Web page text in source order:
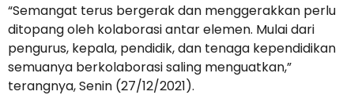
“Semangat terus bergerak dan menggerakkan perlu
ditopang oleh kolaborasi antar elemen. Mulai dari
pengurus, kepala, pendidik, dan tenaga kependidikan
semuanya berkolaborasi saling menguatkan,”
terangnya, Senin (27/12/2021).